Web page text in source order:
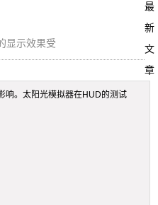
显示效果受
响。太阳光模拟器在HUD的测试
最
新
文
章